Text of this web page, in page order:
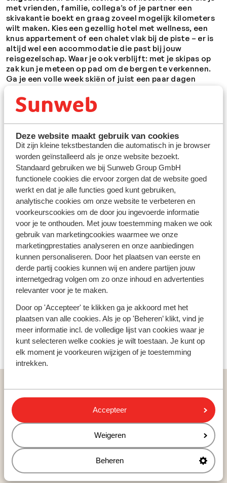
Deze website maakt gebruik van cookies
Dit zijn kleine tekstbestanden die automatisch in je browser
worden geïnstalleerd als je onze website bezoekt.
Standaard gebruiken we bij Sunweb Group GmbH
functionele cookies die ervoor zorgen dat de website goed
werkt en dat je alle functies goed kunt gebruiken,
analytische cookies om onze website te verbeteren en
voorkeurscookies om de door jou ingevoerde informatie
voor je te onthouden. Met jouw toestemming maken we ook
gebruik van marketingcookies waarmee we onze
marketingprestaties analyseren en onze aanbiedingen
kunnen personaliseren. Door het plaatsen van eerste en
derde partij cookies kunnen wij en andere partijen jouw
internetgedrag volgen om zo onze inhoud en advertenties
relevanter voor je te maken.
Door op 'Accepteer' te klikken ga je akkoord met het
plaatsen van alle cookies. Als je op 'Beheren’ klikt, vind je
meer informatie incl. de volledige lijst van cookies waar je
kunt selecteren welke cookies je wilt toestaan. Je kunt op
elk moment je voorkeuren wijzigen of je toestemming
intrekken.
Accepteer
Weigeren
Beheren
met vrienden, familie, collega’s of je partner een
skivakantie boekt en graag zoveel mogelijk kilometers
wilt maken. Kies een gezellig hotel met wellness, een
knus appartement of een chalet vlak bij de piste – er is
altijd wel een accommodatie die past bij jouw
reisgezelschap. Waar je ook verblijft: met je skipas op
zak kun je meteen op pad om de bergen te verkennen.
Ga je een volle week skiën of juist een paar dagen
een nieuwe ontdekkingstocht.
Altijd sneeuwzeker skiën in de Italiaanse Alpen
Zelfslast minute hoef je je geen zorgen te maken over
sneeuw. Dolomiti Superski staat bekend om haar
betrouwbare sneeuwcondities en perfect
geprepareerde pistes. Dankzij de hoge ligging en
geavanceerde sneeuwsystemen kun je hier tot ver in
het seizoen genieten van heerlijke afdalingen. Van
brede, rustige pistes tot meer uitdagende routes: elk
skigebied heeft z’n eigen karakter. En dat is juist het
leuke—de ene dag sta je in Val Gardena met uitzicht op
de Sella, de volgende dag ski je in Alta Badia en eet je
de lekkerste pasta op de piste. Liever een dagje iets
anders dan skiën? Denk aan winterwandelingen, rodelen
of gewoon lekker lang lunchen in de zon. En als je van
après-ski houdt, zit je in Italië verrassend goed.
Waar ga jij de Dolomieten verkennen met je Dolomiti
Superski skipas?
Bekijk ons aanbod Dolomiti Superski
Andorra
Oostenrijk
Frankrijk
Duitsland
Italie
Zwitserland